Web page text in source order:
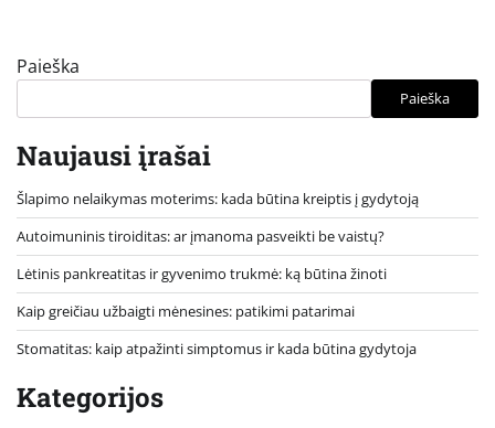
Paieška
Paieška
Naujausi įrašai
Šlapimo nelaikymas moterims: kada būtina kreiptis į gydytoją
Autoimuninis tiroiditas: ar įmanoma pasveikti be vaistų?
Lėtinis pankreatitas ir gyvenimo trukmė: ką būtina žinoti
Kaip greičiau užbaigti mėnesines: patikimi patarimai
Stomatitas: kaip atpažinti simptomus ir kada būtina gydytoja
Kategorijos